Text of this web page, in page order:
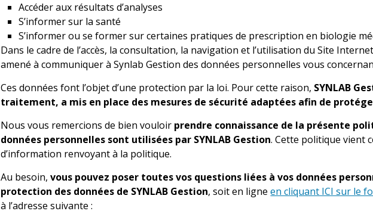
Accéder aux résultats d’analyses
S’informer sur la santé
S’informer ou se former sur certaines pratiques de prescription en biologie
Dans le cadre de l’accès, la consultation, la navigation et l’utilisation du Site
amené à communiquer à Synlab Gestion des données personnelles vous
Ces données font l’objet d’une protection par la loi. Pour cette raison, SYNLAB
traitement, a mis en place des mesures de sécurité adaptées afin de
Nous vous remercions de bien vouloir prendre connaissance de la présente
données personnelles sont utilisées par SYNLAB Gestion. Cette politique vient
d’information renvoyant à la politique.
Au besoin,vous pouvez poser toutes vos questions liées à vos données
protection des données de SYNLAB Gestion, soit en ligneen cliquant ICI sur le
à l’adresse suivante :